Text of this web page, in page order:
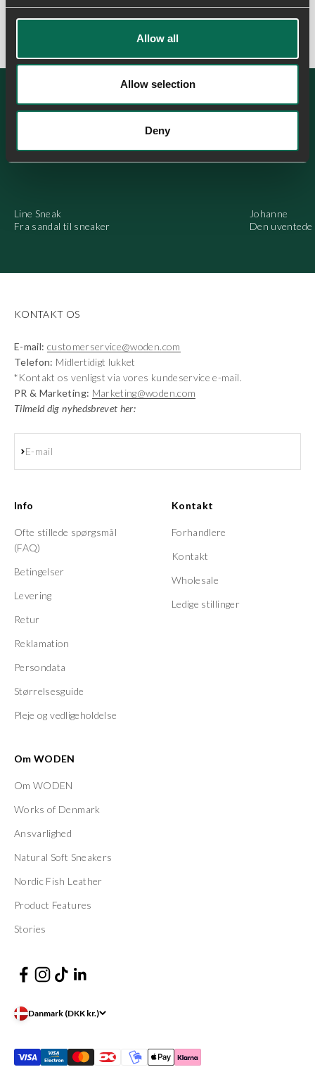
Allow all
Allow selection
Deny
Line Sneak
Fra sandal til sneaker
Johanne
Den
KONTAKT OS
E-mail: customerservice@woden.com
Telefon: Midlertidigt lukket
*Kontakt os venligst via vores kundeservice e-mail.
PR & Marketing: Marketing@woden.com
Tilmeld dig nyhedsbrevet her:
E-mail
Abonnér
Info
Ofte stillede spørgsmål
(FAQ)
Betingelser
Levering
Retur
Reklamation
Persondata
Størrelsesguide
Pleje og vedligeholdelse
Kontakt
Forhandlere
Kontakt
Wholesale
Ledige stillinger
Om WODEN
Om WODEN
Works of Denmark
Ansvarlighed
Natural Soft Sneakers
Nordic Fish Leather
Product Features
Stories
Danmark (DKK kr.)